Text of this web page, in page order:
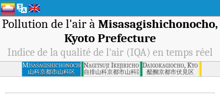
Pollution de l'air à Misasagishichonocho,
Kyoto Prefecture
Indice de la qualité de l'air (IQA) en temps réel
Misasagishichonocho,
Kyoto Prefecture
山科京都市山科区
Nagitsuji Ikejiricho, Kyoto Prefecture
自排山科京都市山科区
Daigokagiocho, Kyoto
醍醐京都市伏見区